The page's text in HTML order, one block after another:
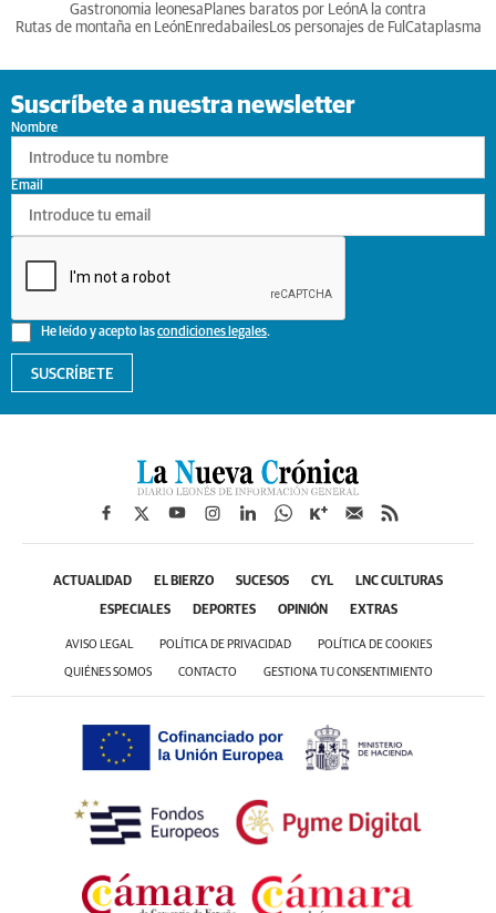
Gastronomia leonesa Planes baratos por LeónA la contra
Rutas de montaña en LeónEnredabailesLos personajes de Ful Cataplasma
Suscríbete a nuestra newsletter
Nombre
He leído y acepto lascondiciones legales.
Email
SUSCRÍBETE
ACTUALIDAD EL BIERZO SUCESOS CYL LNC CULTURAS
ESPECIALES DEPORTES OPINIÓN EXTRAS
AVISO LEGAL POLÍTICA DE PRIVACIDAD POLÍTICA DE COOKIES
QUIÉNES SOMOS CONTACTO GESTIONA TU CONSENTIMIENTO